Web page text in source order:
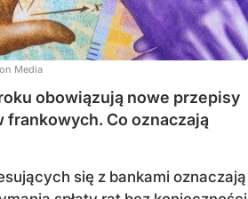
Media
obowiązują nowe przepisy
Co oznaczają
się z bankami oznaczają